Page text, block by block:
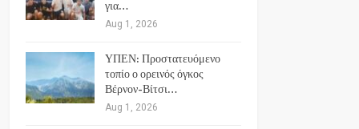
για…
Aug 1, 2026
ΥΠΕΝ: Προστατευόμενο
τοπίο ο ορεινός όγκος
Βέρνον-Βίτσι…
Aug 1, 2026